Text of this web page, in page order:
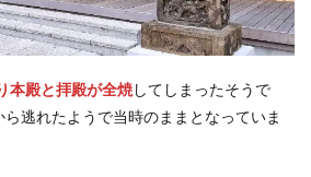
本殿と拝殿が全焼 してしまったそうで
逃れたようで当時のままとなっていま